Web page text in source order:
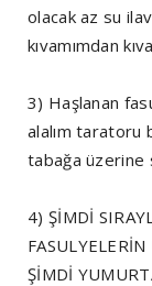
olacak az su
kıvamımdan
3) Haşlanan
alalım taratoru
tabağa üzerine
4) ŞİMDİ
ŞİMDİ